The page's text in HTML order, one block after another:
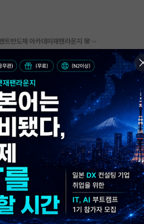
트반도체 아카데미 재팬라운지 🌸
초빙 공고
스크랩